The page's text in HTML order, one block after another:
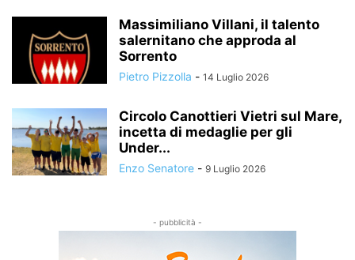
Massimiliano Villani, il talento
salernitano che approda al
Sorrento
Pietro Pizzolla - 14 Luglio 2026
Circolo Canottieri Vietri sul Mare,
incetta di medaglie per gli
Under...
Enzo Senatore - 9 Luglio 2026
- pubblicità -